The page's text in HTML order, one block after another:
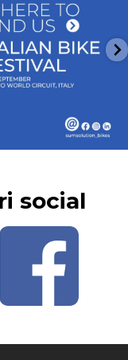
social